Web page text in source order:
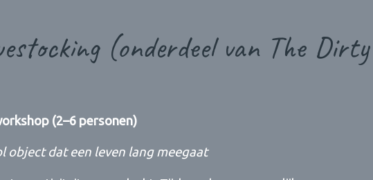
(onderdeel van The Dirty
(2–6 personen)
object dat een leven lang meegaat